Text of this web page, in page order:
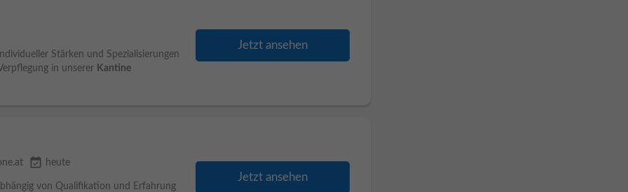
Stärken und Spezialisierungen
in unserer Kantine
Jetzt ansehen
event_available heute
von Qualifikation und Erfahrung
Jetzt ansehen